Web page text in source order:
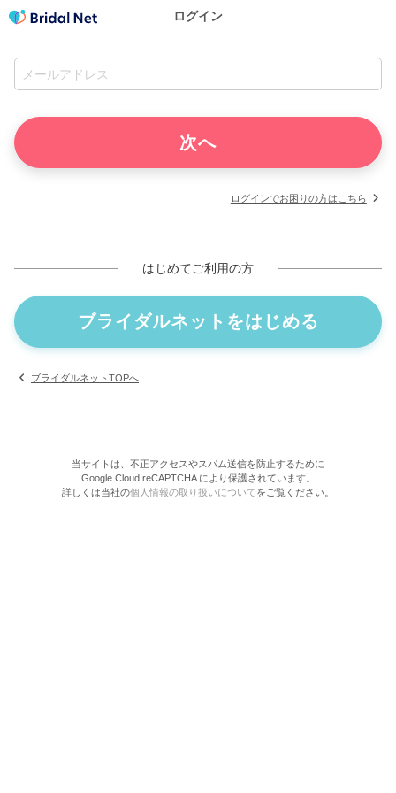
ログイン
ログインでお困りの方はこちら
はじめてご利用の方
ブライダルネットをはじめる
ブライダルネットTOPへ
当サイトは、不正アクセスやスパム送信を防止するために
Google Cloud reCAPTCHA により保護されています。
詳しくは当社の個人情報の取り扱いについてをご覧ください。